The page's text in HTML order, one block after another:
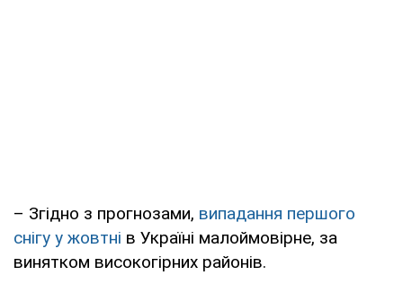
– Згідно з прогнозами, випадання першого
снігу у жовтні в Україні малоймовірне, за
винятком високогірних районів.